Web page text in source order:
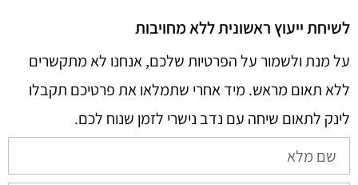
לשיחת ייעוץ ראשונית ללא מחויבות
על מנת ולשמור על הפרטיות שלכם, אנחנו לא מתקשרים
ללא תאום מראש. מיד אחרי שתמלאו את פרטיכם תקבלו
לינק לתאום שיחה עם נדב נישרי לזמן שנוח לכם.​